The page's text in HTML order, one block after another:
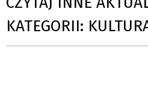
KATEGORII: